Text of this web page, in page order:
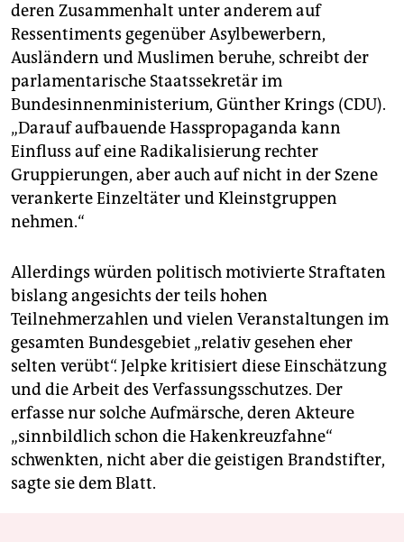
deren Zusammenhalt unter anderem auf
Ressentiments gegenüber Asylbewerbern,
Ausländern und Muslimen beruhe, schreibt der
parlamentarische Staatssekretär im
Bundesinnenministerium, Günther Krings (CDU).
„Darauf aufbauende Hasspropaganda kann
Einfluss auf eine Radikalisierung rechter
Gruppierungen, aber auch auf nicht in der Szene
verankerte Einzeltäter und Kleinstgruppen
nehmen.“
Allerdings würden politisch motivierte Straftaten
bislang angesichts der teils hohen
Teilnehmerzahlen und vielen Veranstaltungen im
gesamten Bundesgebiet „relativ gesehen eher
selten verübt“. Jelpke kritisiert diese Einschätzung
und die Arbeit des Verfassungsschutzes. Der
erfasse nur solche Aufmärsche, deren Akteure
„sinnbildlich schon die Hakenkreuzfahne“
schwenkten, nicht aber die geistigen Brandstifter,
sagte sie dem Blatt.